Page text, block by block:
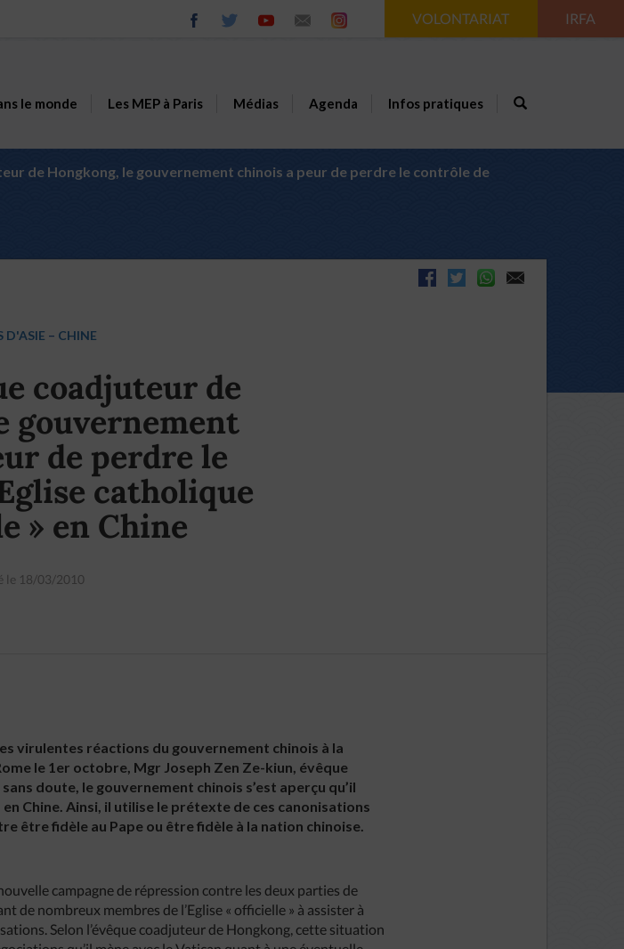
VOLONTARIAT IRFA
le monde Les MEP à Paris Médias Agenda Infos pratiques
de Hongkong, le gouvernement chinois a peur de perdre le contrôle de
D'ASIE – CHINE
coadjuteur de
gouvernement
de perdre le
catholique
» en Chine
le 18/03/2010
virulentes réactions du gouvernement chinois à la
le 1er octobre, Mgr Joseph Zen Ze-kiun, évêque
doute, le gouvernement chinois s’est aperçu qu’il
Chine. Ainsi, il utilise le prétexte de ces canonisations
être fidèle au Pape ou être fidèle à la nation chinoise.
campagne de répression contre les deux parties de
de nombreux membres de l’Eglise « officielle » à assister à
Selon l’évêque coadjuteur de Hongkong, cette situation